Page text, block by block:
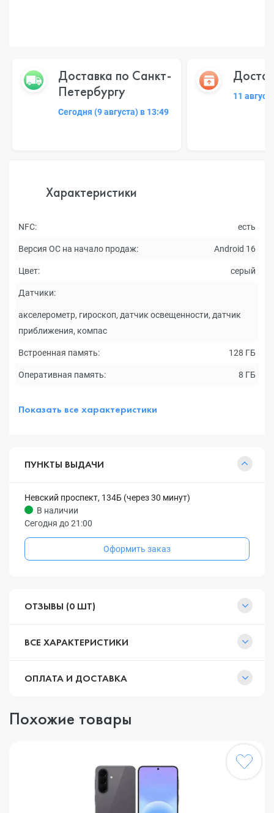
Доставка по Санкт-
Петербургу
Сегодня (9 августа) в 13:49
11
Характеристики
NFC: есть
Версия ОС на начало продаж: Android 16
Цвет: серый
Датчики:
акселерометр, гироскоп, датчик освещенности, датчик
приближения, компас
Встроенная память: 128 ГБ
Оперативная память: 8 ГБ
Показать все характеристики
ПУНКТЫ ВЫДАЧИ
Невский проспект, 134Б (через 30 минут)
В наличии
Сегодня до 21:00
Оформить заказ
ОТЗЫВЫ (0 ШТ)
ВСЕ ХАРАКТЕРИСТИКИ
ОПЛАТА И ДОСТАВКА
Похожие товары